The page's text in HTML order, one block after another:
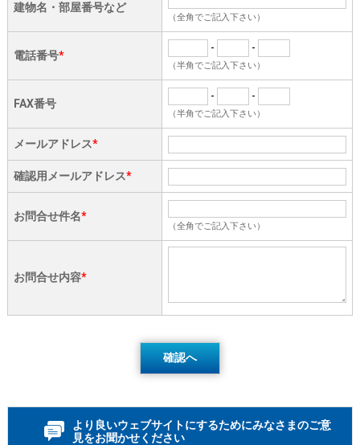
建物名・部屋番号など
（全角でご記入下さい）
電話番号*
- -
（半角でご記入下さい）
FAX番号
- -
（半角でご記入下さい）
メールアドレス*
確認用メールアドレス*
お問合せ件名*
（全角でご記入下さい）
お問合せ内容*
より良いウェブサイトにするためにみなさまのご意
見をお聞かせください